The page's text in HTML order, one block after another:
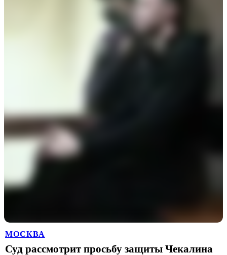
МОСКВА
Суд рассмотрит просьбу защиты Чекалина